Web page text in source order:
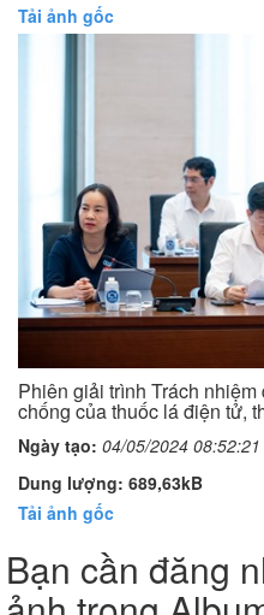
Tải ảnh gốc
Phiên giải trình Trách
chống của thuốc lá điện tử,
Ngày tạo: 04/05/2024 08:52:21
Dung lượng: 689,63kB
Tải ảnh gốc
Bạn cần đăng